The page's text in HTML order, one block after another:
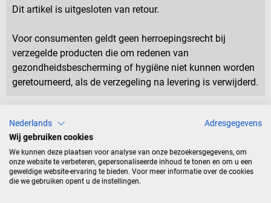
Dit artikel is uitgesloten van retour.
Voor consumenten geldt geen herroepingsrecht bij
verzegelde producten die om redenen van
gezondheidsbescherming of hygiëne niet kunnen worden
geretourneerd, als de verzegeling na levering is verwijderd.
Productidentificatie
Reviews
Nederlands
Adresgegevens
Wij gebruiken cookies
We kunnen deze plaatsen voor analyse van onze bezoekersgegevens, om
onze website te verbeteren, gepersonaliseerde inhoud te tonen en om u een
geweldige website-ervaring te bieden. Voor meer informatie over de cookies
die we gebruiken opent u de instellingen.